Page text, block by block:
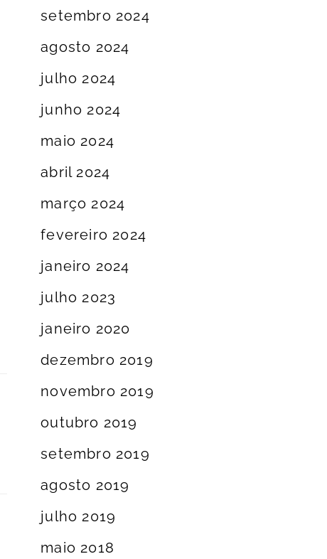
setembro 2024
agosto 2024
julho 2024
junho 2024
maio 2024
abril 2024
março 2024
fevereiro 2024
janeiro 2024
julho 2023
janeiro 2020
dezembro 2019
novembro 2019
outubro 2019
setembro 2019
agosto 2019
julho 2019
maio 2018